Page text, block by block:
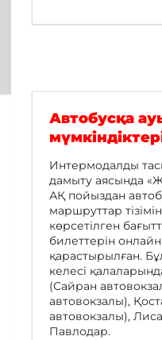
Автобусқа
Интермодалды
дамыту аясында
АҚ пойыздан
маршруттар
көрсетілген
билеттерін онлайн
қарастырылған.
келесі
(Сайран
автовокзалы),
автовокзалы),
Павлодар.